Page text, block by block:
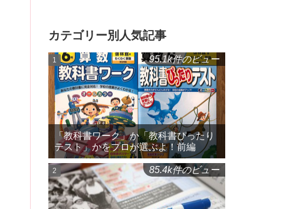
カテゴリー別人気記事
「教科書ワーク」か「教科書ぴったり
テスト」かをプロが選ぶよ！前編
95.1k件のビュー
85.4k件のビュー